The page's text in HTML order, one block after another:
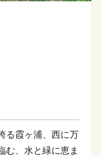
る霞ヶ浦、西に万
む、水と緑に恵ま